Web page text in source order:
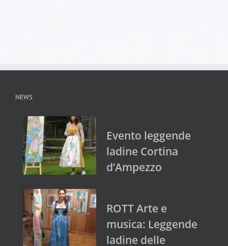
NEWS
Evento leggende
ladine Cortina
d’Ampezzo
ROTT Arte e
musica: Leggende
ladine delle